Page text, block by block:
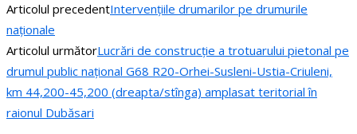
Partajează
Articolul precedentIntervențiile drumarilor pe drumurile
naționale
Articolul următorLucrări de construcție a trotuarului pietonal pe
drumul public național G68 R20-Orhei-Susleni-Ustia-Criuleni,
km 44,200-45,200 (dreapta/stînga) amplasat teritorial în
raionul Dubăsari